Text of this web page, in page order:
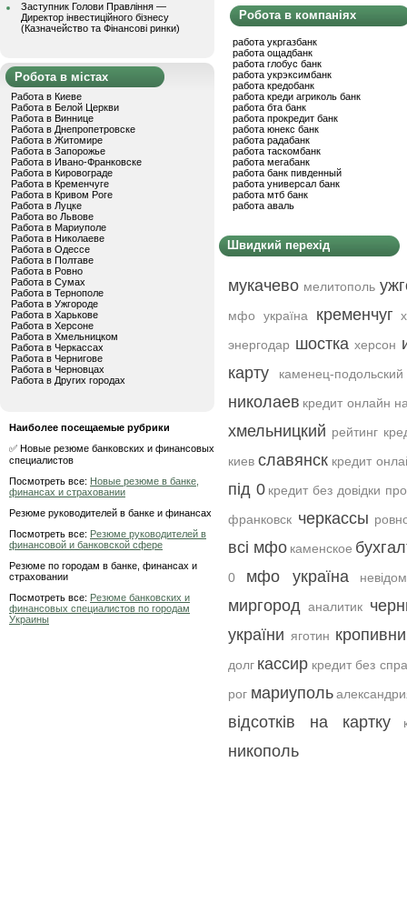
Заступник Голови Правління —
Директор інвестиційного бізнесу
(Казначейство та Фінансові ринки)
Робота в містах
Работа в Киеве
Работа в Белой Церкви
Работа в Виннице
Работа в Днепропетровске
Работа в Житомире
Работа в Запорожье
Работа в Ивано-Франковске
Работа в Кировограде
Работа в Кременчуге
Работа в Кривом Роге
Работа в Луцке
Работа во Львове
Работа в Мариуполе
Работа в Николаеве
Работа в Одессе
Работа в Полтаве
Работа в Ровно
Работа в Сумах
Работа в Тернополе
Работа в Ужгороде
Работа в Харькове
Работа в Херсоне
Работа в Хмельницком
Работа в Черкассах
Работа в Чернигове
Работа в Черновцах
Работа в Других городах
Наиболее посещаемые рубрики
✅ Новые резюме банковских и финансовых
специалистов
Посмотреть все: Новые резюме в банке,
финансах и страховании
Резюме руководителей в банке и финансах
Посмотреть все: Резюме руководителей в
финансовой и банковской сфере
Резюме по городам в банке, финансах и
страховании
Посмотреть все: Резюме банковских и
финансовых специалистов по городам
Украины
Робота в компаніях
работа укргазбанк
работа ощадбанк
работа глобус банк
работа укрэксимбанк
работа кредобанк
работа креди агриколь банк
работа бта банк
работа прокредит банк
работа юнекс банк
работа радабанк
работа таскомбанк
работа мегабанк
работа банк пивденный
работа универсал банк
работа мтб банк
работа аваль
Швидкий перехід
мукачево мелитополь
мфо україна кременчуг
энергодар шостка херсон
карту
каменец-подольский
николаев кредит онлайн
хмельницкий рейтинг
киев славянск кредит
під 0 кредит без довідки
франковск черкассы
всі мфо каменское
0 мфо україна
миргород аналитик
україни яготин
долг кассир кредит без
рог мариуполь
відсотків на картку
никополь